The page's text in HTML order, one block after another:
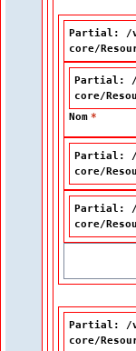
Partial: /
core/
Partial: /
core/
Nom*
Partial: /
core/
Partial: /
core/
Partial: /
core/